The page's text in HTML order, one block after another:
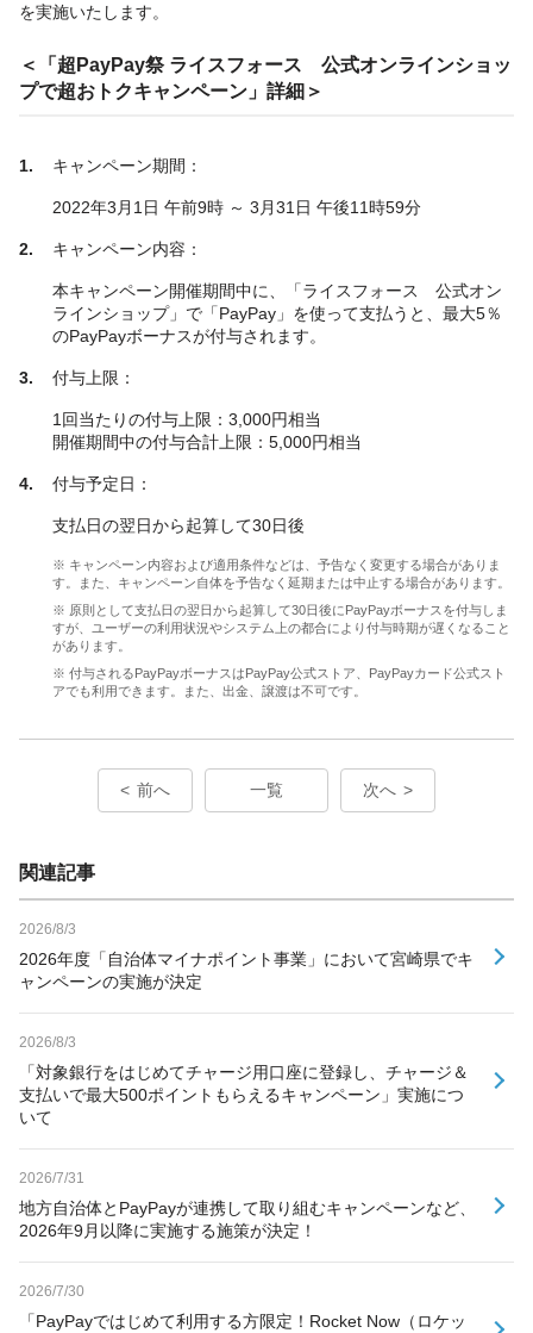
を実施いたします。
＜「超PayPay祭 ライスフォース 公式オンラインショッ
プで超おトクキャンペーン」詳細＞
キャンペーン期間：
2022年3月1日 午前9時 ～ 3月31日 午後11時59分
キャンペーン内容：
本キャンペーン開催期間中に、「ライスフォース 公式オン
ラインショップ」で「PayPay」を使って支払うと、最大5％
のPayPayボーナスが付与されます。
付与上限：
1回当たりの付与上限：3,000円相当
開催期間中の付与合計上限：5,000円相当
付与予定日：
支払日の翌日から起算して30日後
※ キャンペーン内容および適用条件などは、予告なく変更する場合がありま
す。また、キャンペーン自体を予告なく延期または中止する場合があります。
※ 原則として支払日の翌日から起算して30日後にPayPayボーナスを付与しま
すが、ユーザーの利用状況やシステム上の都合により付与時期が遅くなること
があります。
※ 付与されるPayPayボーナスはPayPay公式ストア、PayPayカード公式スト
アでも利用できます。また、出金、譲渡は不可です。
前へ 一覧 次へ
関連記事
2026/8/3
2026年度「自治体マイナポイント事業」において宮崎県でキ
ャンペーンの実施が決定
2026/8/3
「対象銀行をはじめてチャージ用口座に登録し、チャージ＆
支払いで最大500ポイントもらえるキャンペーン」実施につ
いて
2026/7/31
地方自治体とPayPayが連携して取り組むキャンペーンなど、
2026年9月以降に実施する施策が決定！
2026/7/30
「PayPayではじめて利用する方限定！Rocket Now（ロケッ